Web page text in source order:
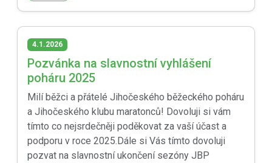
4.1.2026
Pozvánka na slavnostní vyhlášení
poháru 2025
Milí běžci a přátelé Jihočeského běžeckého poháru
a Jihočeského klubu maratonců! Dovoluji si vám
tímto co nejsrdečněji poděkovat za vaší účast a
podporu v roce 2025.Dále si Vás tímto dovoluji
pozvat na slavnostní ukončení sezóny JBP